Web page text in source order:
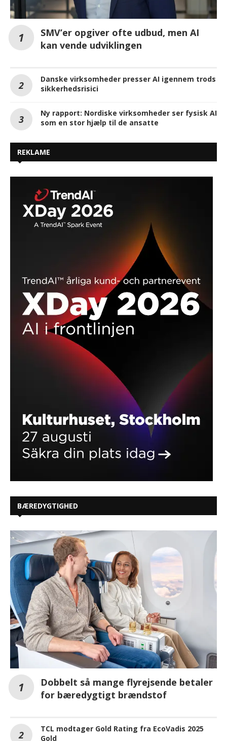
SMV’er opgiver ofte udbud, men AI
kan vende udviklingen
Danske virksomheder presser AI igennem trods
sikkerhedsrisici
Ny rapport: Nordiske virksomheder ser fysisk AI
som en stor hjælp til de ansatte
REKLAME
BÆREDYGTIGHED
Dobbelt så mange flyrejsende betaler
for bæredygtigt brændstof
TCL modtager Gold Rating fra EcoVadis 2025
Gold